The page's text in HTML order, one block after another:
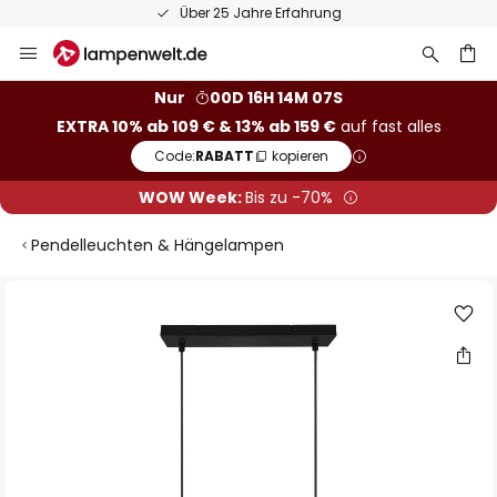
Über 25 Jahre Erfahrung
Inhalt
Nur
00D 16H 14M 07S
EXTRA 10% ab 109 € & 13% ab 159 €auf fast alles
Code:RABATT kopieren
WOW Week:Bis zu -70%
Pendelleuchten & Hängelampen